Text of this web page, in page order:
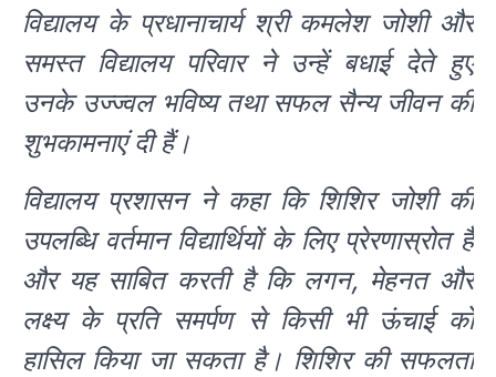
विद्यालय के प्रधानाचार्य श्री कमलेश जोशी और
समस्त विद्यालय परिवार ने उन्हें बधाई देते हुए
उनके उज्ज्वल भविष्य तथा सफल सैन्य जीवन की
शुभकामनाएं दी हैं।
विद्यालय प्रशासन ने कहा कि शिशिर जोशी की
उपलब्धि वर्तमान विद्यार्थियों के लिए प्रेरणास्रोत है
और यह साबित करती है कि लगन, मेहनत और
लक्ष्य के प्रति समर्पण से किसी भी ऊंचाई को
हासिल किया जा सकता है। शिशिर की सफलता